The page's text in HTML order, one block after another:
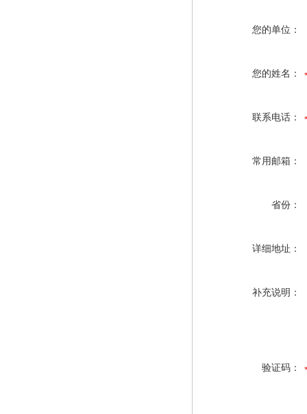
您的单位：
您的姓名：
联系电话：
常用邮箱：
省份：
详细地址：
补充说明：
验证码：